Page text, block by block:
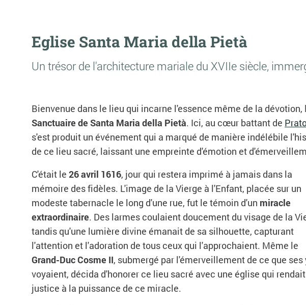
Eglise Santa Maria della Pietà
Un trésor de l'architecture mariale du XVIIe siècle,
Bienvenue dans le lieu qui incarne l'essence même de la dévotion,
Sanctuaire de Santa Maria della Pietà. Ici, au cœur battant de
s'est produit un événement qui a marqué de manière indélébile
de ce lieu sacré, laissant une empreinte d'émotion et
C'était le 26 avril 1616, jour qui restera imprimé à jamais dans la
mémoire des fidèles. L'image de la Vierge à l'Enfant, placée sur un
modeste tabernacle le long d'une rue, fut le témoin d'un miracle
extraordinaire. Des larmes coulaient doucement du visage de la
tandis qu'une lumière divine émanait de sa silhouette, capturant
l'attention et l'adoration de tous ceux qui l'approchaient. Même le
Grand-Duc Cosme II, submergé par l'émerveillement de ce que ses
voyaient, décida d'honorer ce lieu sacré avec une église qui rendait
justice à la puissance de ce miracle.